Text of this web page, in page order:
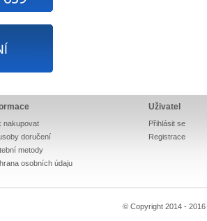
nakupovat
doručení
metody
osobních údaju
Uživatel
Přihlásit se
Registrace
© Copyright 2014 - 2016